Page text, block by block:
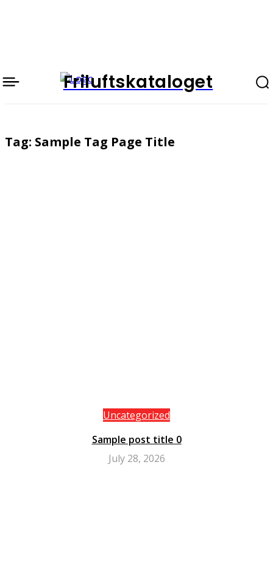
Friluftskataloget
Tag: Sample Tag Page Title
Uncategorized
Sample post title 0
July 28, 2026